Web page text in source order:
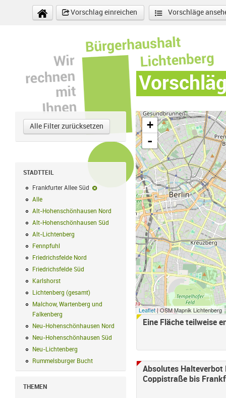
Direkt zum Inhalt
Vorschlag einreichen
Vorschläge
Alle Filter zurücksetzen
STADTTEIL
Frankfurter Allee Süd
Frankfurter Allee Süd-Filter entfernen
Alle
Alt-Hohenschönhausen Nord
Alt-Hohenschönhausen Nord Filter
Alt-Hohenschönhausen Süd
Alt-Hohenschönhausen Süd Filter
Alt-Lichtenberg Alt-Lichtenberg Filter anwenden
Fennpfuhl
Friedrichsfelde Nord
Friedrichsfelde Nord Filter anwenden
Friedrichsfelde Süd
Friedrichsfelde Süd Filter anwenden
Karlshorst
Lichtenberg (gesamt) Lichtenberg (gesamt) Filter anwenden
Malchow, Wartenberg und
Falkenberg Malchow, Wartenberg und Falkenberg Filter anwenden
Neu-Hohenschönhausen Nord
Neu-Hohenschönhausen Nord Filter
Neu-Hohenschönhausen Süd
Neu-Lichtenberg Neu-Lichtenberg Filter anwenden
Rummelsburger Bucht Rummelsburger Bucht Filter anwenden
THEMEN
+
-
Leaflet| OSM Mapnik Lichtenberg
Eine Fläche teilweise
Absolutes Halteverbot
Coppistraße bis